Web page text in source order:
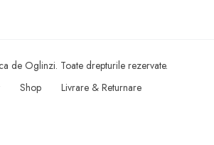
de Oglinzi. Toate drepturile rezervate.
Shop Livrare & Returnare